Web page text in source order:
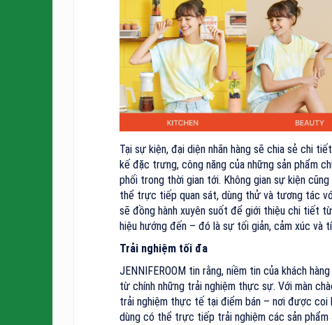
Tại sự kiện, đại diện nhãn hàng sẽ chia sẻ chi
kế đặc trưng, công năng của những sản phẩm
phối trong thời gian tới. Không gian sự kiện
thể trực tiếp quan sát, dùng thử và tương tác
sẽ đồng hành xuyên suốt để giới thiệu chi tiết
hiệu hướng đến – đó là sự tối giản, cảm xúc và
Trải nghiệm tối đa
JENNIFEROOM tin rằng, niềm tin của khách
từ chính những trải nghiệm thực sự. Với màn
trải nghiệm thực tế tại điểm bán – nơi được coi
dùng có thể trực tiếp trải nghiệm các sản